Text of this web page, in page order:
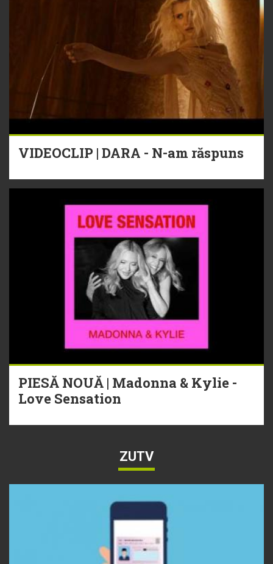
VIDEOCLIP | DARA - N-am răspuns
PIESĂ NOUĂ | Madonna & Kylie -
Love Sensation
ZUTV